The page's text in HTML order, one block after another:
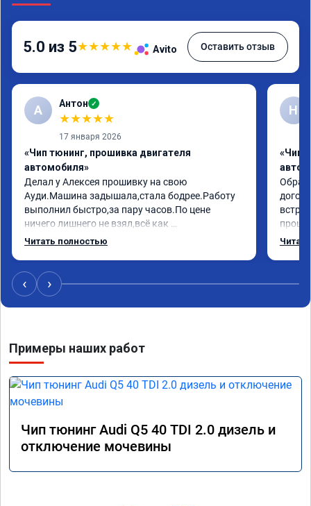
5.0 из 5★★★★★ Avito Оставить отзыв
А Антон ✓
★★★★★
17 января 2026
«Чип тюнинг, прошивка двигателя
автомобиля»
Делал у Алексея прошивку на свою
Ауди.Машина задышала,стала бодрее.Работу
выполнил быстро,за пару часов.По цене
ничего лишнего не взял,всё как
договаривались заранее.После работы
поломки авто.Однозначно рекомендую
Алексея как грамотного специалиста!
Читать полностью
Н
«Чип
Арман
‹ ›
Примеры наших работ
Чип тюнинг Audi Q5 40 TDI 2.0 дизель и
отключение мочевины